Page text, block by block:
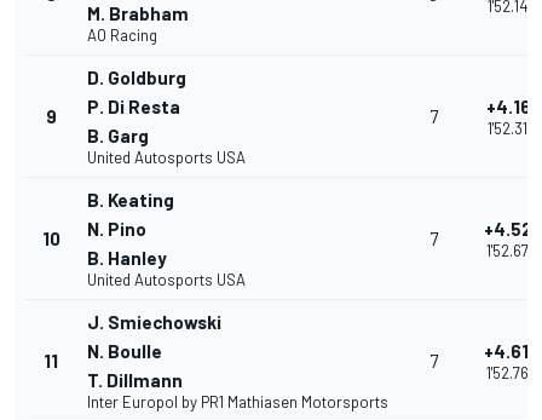
M. Brabham
AO Racing
1'52.142
9
D. Goldburg
P. Di Resta
B. Garg
United Autosports USA
7 +4.161
1'52.313
10
B. Keating
N. Pino
B. Hanley
United Autosports USA
7 +4.521
1'52.673
11
J. Smiechowski
N. Boulle
T. Dillmann
Inter Europol by PR1 Mathiasen Motorsports
7 +4.613
1'52.765